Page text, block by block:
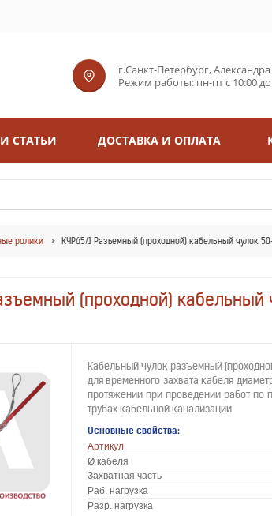
г.Санкт-Петербург,
Режим работы: пн-пт с 10:00
СТАТЬИ ДОСТАВКА И ОПЛАТА
ролики КЧР65/1 Разъемный (проходной) кабельный чулок
(проходной)
Кабельный чулок разъемный
для временного захвата кабеля
протяжении при проведении работ по
трубах кабельной канализации.
Основные свойства:
Артикул
Ø кабеля
Захватная часть
Раб. нагрузка
Разр. нагрузка